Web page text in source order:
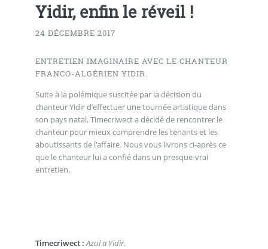
Yidir, enfin le réveil !
24 DÉCEMBRE 2017
ENTRETIEN IMAGINAIRE AVEC LE CHANTEUR
FRANCO-ALGÉRIEN YIDIR.
Suite à la polémique suscitée par la décision du
chanteur Yidir d’effectuer une tournée artistique dans
son pays natal, Timecriwect a décidé de rencontrer le
chanteur pour mieux comprendre les tenants et les
aboutissants de l’affaire. Nous vous livrons ci-après ce
que le chanteur lui a confié dans un presque-vrai
entretien.
Timecriwect : Azul a Yidir.